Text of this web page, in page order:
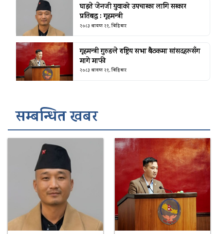
घाइते जेनजी युवाको उपचारका लागि सरकार
प्रतिबद्ध : गृहमन्त्री
२०८३ श्रावण २१, बिहिबार
गृहमन्त्री गुरुङले राष्ट्रिय सभा बैठकमा सांसदहरूसँग
मागे माफी
२०८३ श्रावण २१, बिहिबार
सम्बन्धित खबर